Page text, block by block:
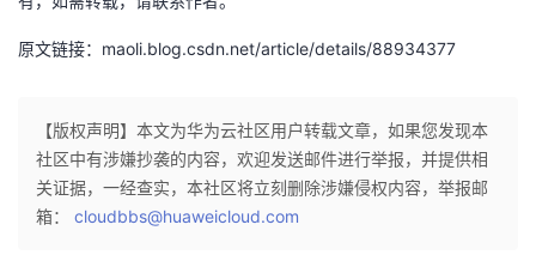
证
实
的
藏
持
建
原文链接：maoli.blog.csdn.net/article/details/88934377
【版权声明】本文为华为云社区用户转载文章，如果您发现本
社区中有涉嫌抄袭的内容，欢迎发送邮件进行举报，并提供相
关证据，一经查实，本社区将立刻删除涉嫌侵权内容，举报邮
箱： cloudbbs@huaweicloud.com